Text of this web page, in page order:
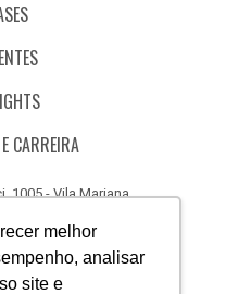
melhor
analisar
site e
CARREIRA
1005 - Vila Mariana
DE ÉTICA